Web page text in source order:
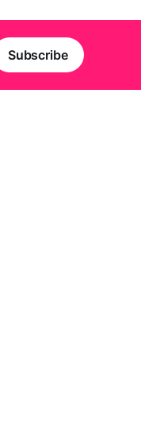
Subscribe